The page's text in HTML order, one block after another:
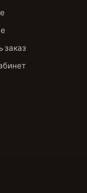
заказ